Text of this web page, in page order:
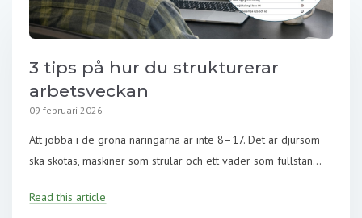
3 tips på hur du strukturerar
arbetsveckan
09 februari 2026
Att jobba i de gröna näringarna är inte 8–17. Det är djursom
ska skötas, maskiner som strular och ett väder som fullstän...
Read this article